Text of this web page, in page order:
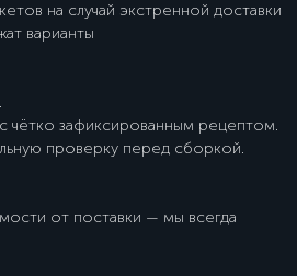
на случай экстренной доставки
варианты
чётко зафиксированным рецептом.
проверку перед сборкой.
от поставки — мы всегда